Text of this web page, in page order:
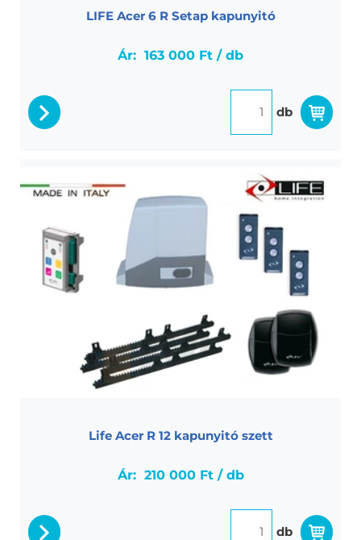
LIFE Acer 6 R Setap kapunyitó
Ár: 163 000 Ft / db
db
Life Acer R 12 kapunyitó szett
Life Acer 12 RM szett max 2000 kg tolókapukhoz,
fotocella párral, 2 db távirányítóval, villogó lámpával
Life Acer R 12 kapunyitó szett
Ár:210 000 Ft / db
db